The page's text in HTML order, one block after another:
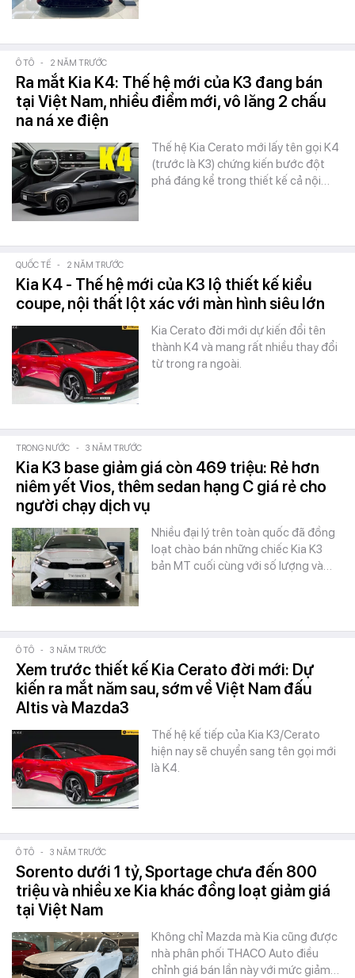
Ô TÔ - 2 NĂM TRƯỚC
Ra mắt Kia K4: Thế hệ mới của K3 đang bán
tại Việt Nam, nhiều điểm mới, vô lăng 2 chấu
na ná xe điện
Thế hệ Kia Cerato mới lấy tên gọi K4
(trước là K3) chứng kiến bước đột
phá đáng kể trong thiết kế cả nội…
QUỐC TẾ - 2 NĂM TRƯỚC
Kia K4 - Thế hệ mới của K3 lộ thiết kế kiểu
coupe, nội thất lột xác với màn hình siêu lớn
Kia Cerato đời mới dự kiến đổi tên
thành K4 và mang rất nhiều thay đổi
từ trong ra ngoài.
TRONG NƯỚC - 3 NĂM TRƯỚC
Kia K3 base giảm giá còn 469 triệu: Rẻ hơn
niêm yết Vios, thêm sedan hạng C giá rẻ cho
người chạy dịch vụ
Nhiều đại lý trên toàn quốc đã đồng
loạt chào bán những chiếc Kia K3
bản MT cuối cùng với số lượng và…
Ô TÔ - 3 NĂM TRƯỚC
Xem trước thiết kế Kia Cerato đời mới: Dự
kiến ra mắt năm sau, sớm về Việt Nam đấu
Altis và Mazda3
Thế hệ kế tiếp của Kia K3/Cerato
hiện nay sẽ chuyển sang tên gọi mới
là K4.
Ô TÔ - 3 NĂM TRƯỚC
Sorento dưới 1 tỷ, Sportage chưa đến 800
triệu và nhiều xe Kia khác đồng loạt giảm giá
tại Việt Nam
Không chỉ Mazda mà Kia cũng được
nhà phân phối THACO Auto điều
chỉnh giá bán lần này với mức giảm…